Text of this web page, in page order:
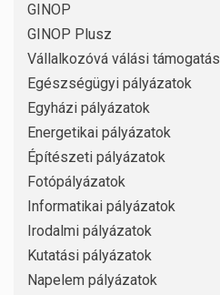
GINOP
GINOP Plusz
Vállalkozóvá válási támogatás
Egészségügyi pályázatok
Egyházi pályázatok
Energetikai pályázatok
Építészeti pályázatok
Fotópályázatok
Informatikai pályázatok
Irodalmi pályázatok
Kutatási pályázatok
Napelem pályázatok